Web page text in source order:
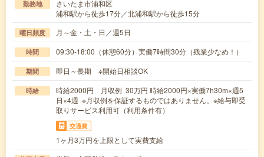
勤務地
さいたま市浦和区
浦和駅から徒歩17分／北浦和駅から徒歩15分
曜日頻度 月～金・土・日／週5日
時間 09:30-18:00（休憩60分）実働7時間30分（残業少なめ！）
期間 即日～長期 ※開始日相談OK
時給
時給2000円 月収例 30万円 時給2000円×実働7h30m×週5
日×4週 ※月収例を保証するものではありません。※給与即受
取りサービス利用可（利用条件有）
交通費
1ヶ月3万円を上限として実費支給